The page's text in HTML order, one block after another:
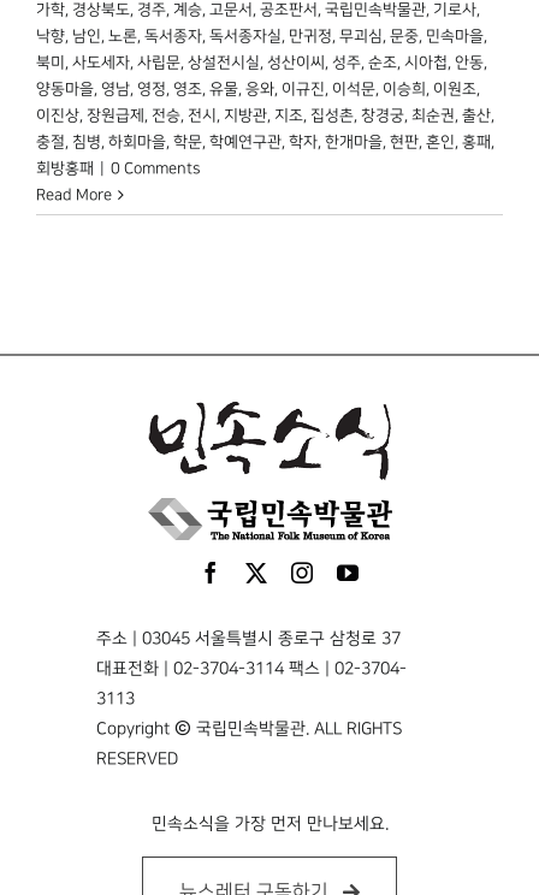
가학, 경상북도, 경주, 계승, 고문서 , 공조판서 , 국립민속박물관, 기로사,
낙향, 남인, 노론, 독서종자, 독서종자실, 만귀정, 무괴심, 문중, 민속마을,
북미 , 사도세자, 사립문, 상설전시실, 성산이씨 , 성주, 순조, 시아첩, 안동,
양동마을, 영남, 영정, 영조, 유물, 응와, 이규진, 이석문, 이승희 , 이원조,
이진상, 장원급제 , 전승, 전시 , 지방관, 지조, 집성촌, 창경궁, 최순권, 출산,
충절, 침병, 하회마을, 학문, 학예연구관, 학자, 한개마을, 현판, 혼인, 홍패 ,
회방홍패
0 Comments
Read More
주소 | 03045 서울특별시 종로구 삼청로 37
대표전화 | 02-3704-3114 팩스 | 02-3704-
3113
Copyright © 국립민속박물관. ALL RIGHTS
RESERVED
민속소식을 가장 먼저 만나보세요.